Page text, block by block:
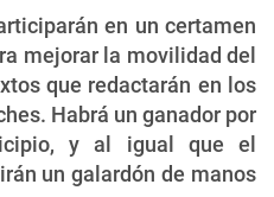
en un certamen
mejorar la movilidad del
que redactarán en los
Habrá un ganador por
y al igual que el
un galardón de manos